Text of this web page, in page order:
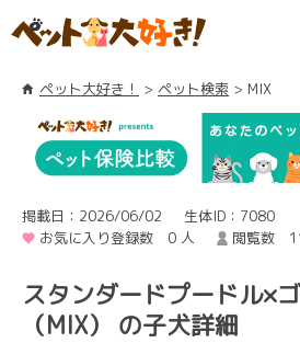
ペット大好き！ ペット検索 MIX
掲載日：2026/06/02
生体ID：7080
お気に入り登録数 0 人
閲覧数
スタンダードプードル×
（MIX） の子犬詳細